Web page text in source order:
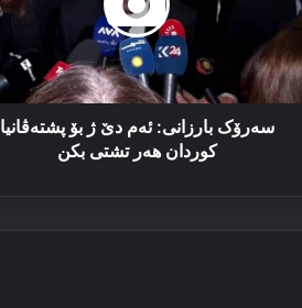
سەرۆک بارزانی: ئەم دێ ژ بۆ پشتەڤانیا
کوردان هەر تشتی بکن